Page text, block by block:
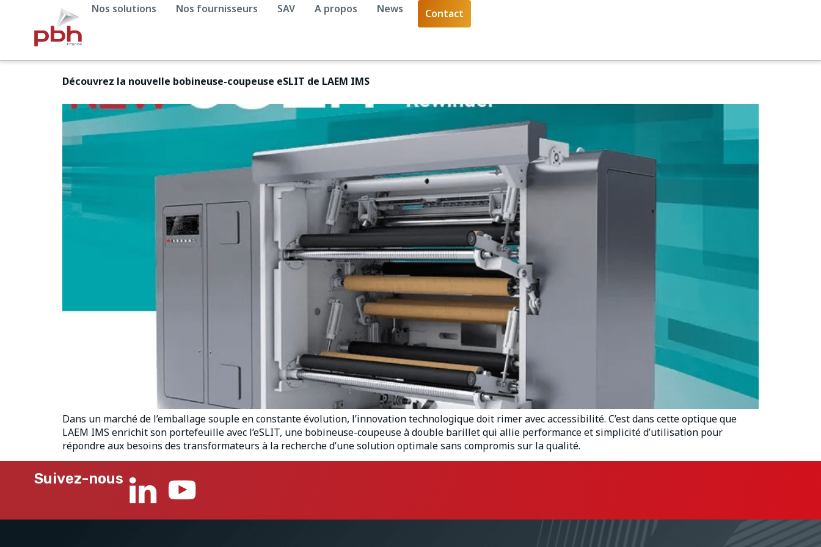
Nos solutions Nos fournisseurs SAV A propos News Contact
Découvrez la nouvelle bobineuse-coupeuse eSLIT de LAEM IMS
Dans un marché de l’emballage souple en constante évolution, l’innovation technologique doit rimer avec accessibilité. C’est dans cette optique que
LAEM IMS enrichit son portefeuille avec l’eSLIT, une bobineuse-coupeuse à double barillet qui allie performance et simplicité d’utilisation pour
répondre aux besoins des transformateurs à la recherche d’une solution optimale sans compromis sur la qualité.
Suivez-nous